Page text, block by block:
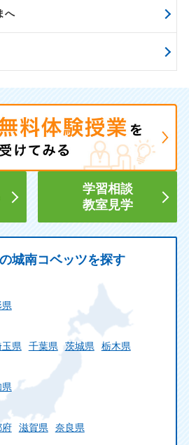
へ
学習相談
教室見学
城南コベッツを探す
県
玉県 千葉県 茨城県
栃木県
府 滋賀県
奈良県